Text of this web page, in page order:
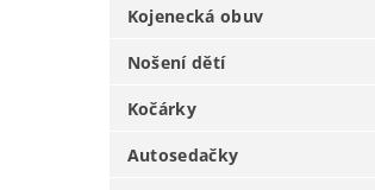
Kojenecká obuv
Nošení dětí
Kočárky
Autosedačky